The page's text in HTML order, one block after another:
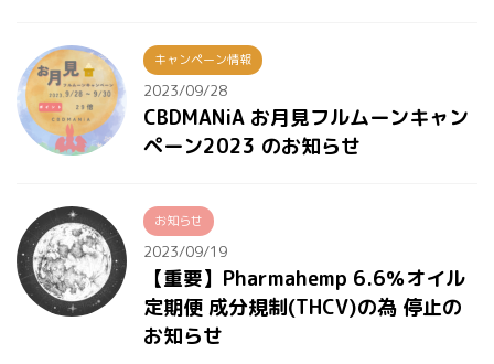
キャンペーン情報
2023/09/28
CBDMANiA お月見フルムーンキャン
ペーン2023 のお知らせ
お知らせ
2023/09/19
【重要】Pharmahemp 6.6％オイル
定期便 成分規制(THCV)の為 停止の
お知らせ